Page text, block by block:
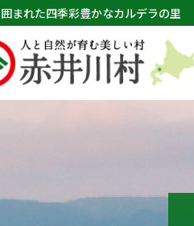
まれた四季彩豊かなカルデラの里